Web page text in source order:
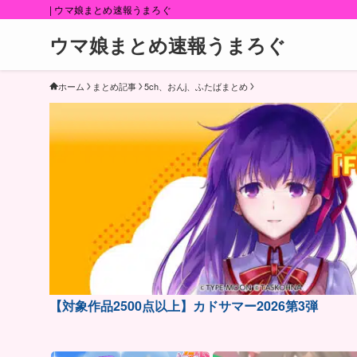
| ウマ娘まとめ速報うまろぐ
ウマ娘まとめ速報うまろぐ
ホーム まとめ記事 5ch、おんj、ふたばまとめ
【対象作品2500点以上】カドサマー2026第3弾